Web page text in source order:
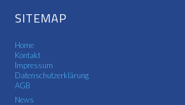
SITEMAP
Home
Kontakt
Impressum
Datenschutzerklärung
AGB
News